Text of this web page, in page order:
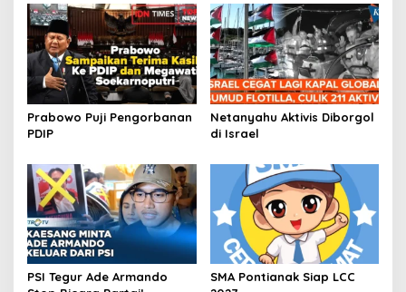
Prabowo Puji Pengorbanan
PDIP
Netanyahu Aktivis Diborgol
di Israel
PSI Tegur Ade Armando
SMA Pontianak Siap LCC